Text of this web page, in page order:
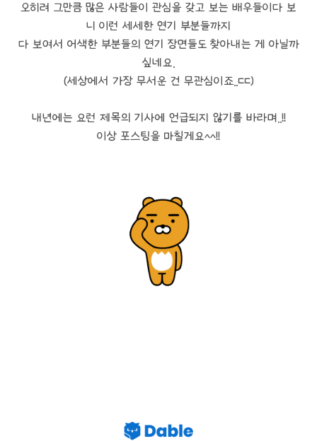
오히려 그만큼 많은 사람들이 관심을 갖고 보는 배우들이다 보
니 이런 세세한 연기 부분들까지
다 보여서 어색한 부분들의 연기 장면들도 찾아내는 게 아닐까
싶네요.
(세상에서 가장 무서운 건 무관심이죠..ㄷㄷ)
내년에는 요런 제목의 기사에 언급되지 않기를 바라며..!!
이상 포스팅을 마칠게요^^!!